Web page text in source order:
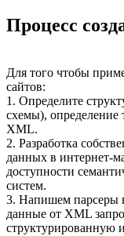
Процесс
Для того чтобы
сайтов:
1. Определите
схемы), определение
XML.
2. Разработка
данных в интернет-
доступности
систем.
3. Напишем парсеры
данные от XML
структурированную